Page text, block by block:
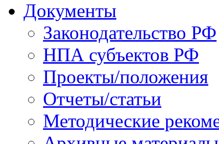
Документы
Законодательство РФ
НПА субъектов РФ
Проекты/положения
Отчеты/статьи
Методические